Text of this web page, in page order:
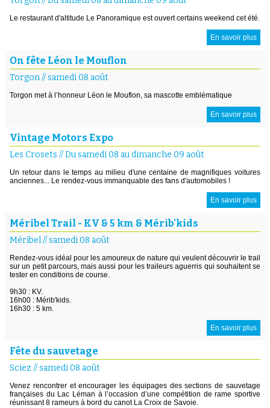
Le restaurant d'altitude Le Panoramique est ouvert certains weekend cet été.
En savoir plus
On fête Léon le Mouflon
Torgon//samedi 08 août
Torgon met à l’honneur Léon le Mouflon, sa mascotte emblématique
En savoir plus
Vintage Motors Expo
Les Crosets //Du samedi 08 au dimanche 09 août
Un retour dans le temps au milieu d'une centaine de magnifiques voitures
anciennes... Le rendez-vous immanquable des fans d'automobiles !
En savoir plus
Méribel Trail - KV & 5 km & Mérib'kids
Méribel//samedi 08 août
Rendez-vous idéal pour les amoureux de nature qui veulent découvrir le trail
sur un petit parcours, mais aussi pour les traileurs aguerris qui souhaitent se
tester en conditions de course.
9h30 : KV.
16h00 : Mérib'kids.
16h30 : 5 km.
En savoir plus
Fête du sauvetage
Sciez //samedi 08 août
Venez rencontrer et encourager les équipages des sections de sauvetage
françaises du Lac Léman à l’occasion d’une compétition de rame sportive
réunissant 8 rameurs à bord du canot La Croix de Savoie.